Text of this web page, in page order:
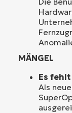
MÄNGEL
Es
Als